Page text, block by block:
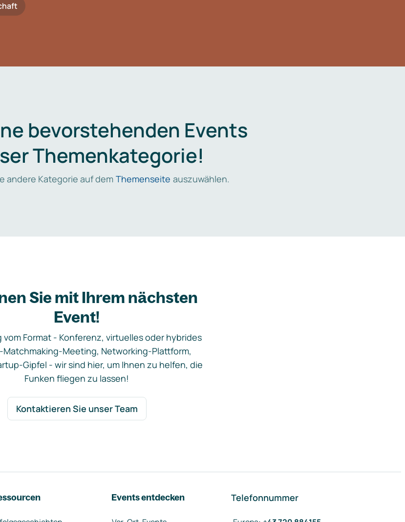
bevorstehenden Events
Themenkategorie!
andere Kategorie auf dem Themenseite auszuwählen.
Sie mit Ihrem nächsten
Event!
vom Format - Konferenz, virtuelles oder hybrides
Matchmaking-Meeting, Networking-Plattform,
Gipfel - wir sind hier, um Ihnen zu helfen, die
Funken fliegen zu lassen!
Kontaktieren Sie unser Team
Events entdecken Telefonnummer